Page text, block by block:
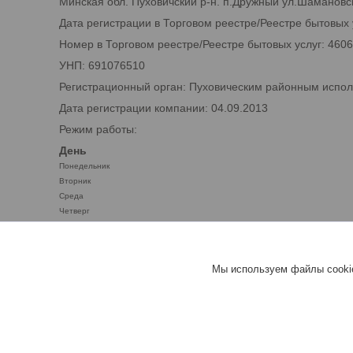
Дата регистрации в Торговом реестре/Реестре бытовых
Номер в Торговом реестре/Реестре бытовых услуг:
УНП: 691076510
Регистрационный орган: Пуховическим районным
Дата регистрации компании: 04.09.2013
Режим работы:
День
Понедельник
Вторник
Среда
Четверг
Мы используем файлы